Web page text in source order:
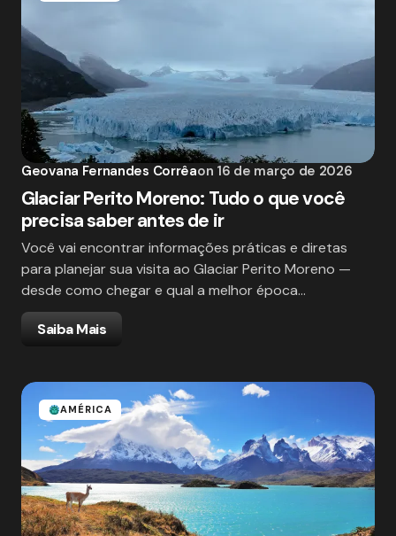
Geovana Fernandes Corrêaon 16 de março de 2026
Glaciar Perito Moreno: Tudo o que você
precisa saber antes de ir
Você vai encontrar informações práticas e diretas
para planejar sua visita ao Glaciar Perito Moreno —
desde como chegar e qual a melhor época…
Saiba Mais
AMÉRICA